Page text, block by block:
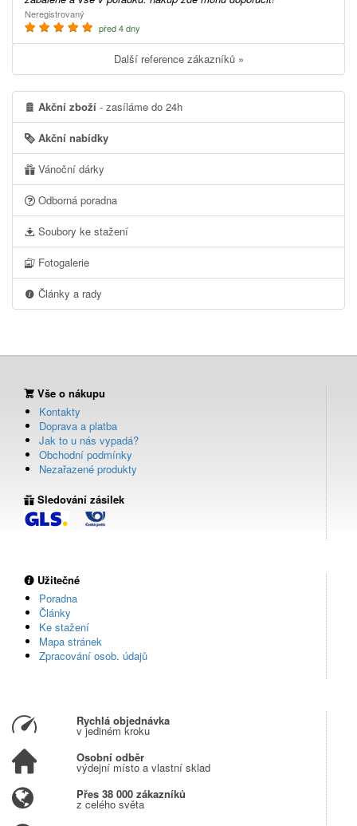
Neregistrovaný
před 4 dny
Další reference zákazníků »
Akční zboží - zasíláme do 24h
Akční nabídky
Vánoční dárky
Odborná poradna
Soubory ke stažení
Fotogalerie
Články a rady
Vše o nákupu
Kontakty
Doprava a platba
Jak to u nás vypadá?
Obchodní podmínky
Nezařazené produkty
Sledování zásilek
Užitečné
Poradna
Články
Ke stažení
Mapa stránek
Zpracování osob. údajů
Rychlá objednávka
v jediném kroku
Osobní odběr
výdejní místo a vlastní sklad
Přes 38 000 zákazníků
z celého světa